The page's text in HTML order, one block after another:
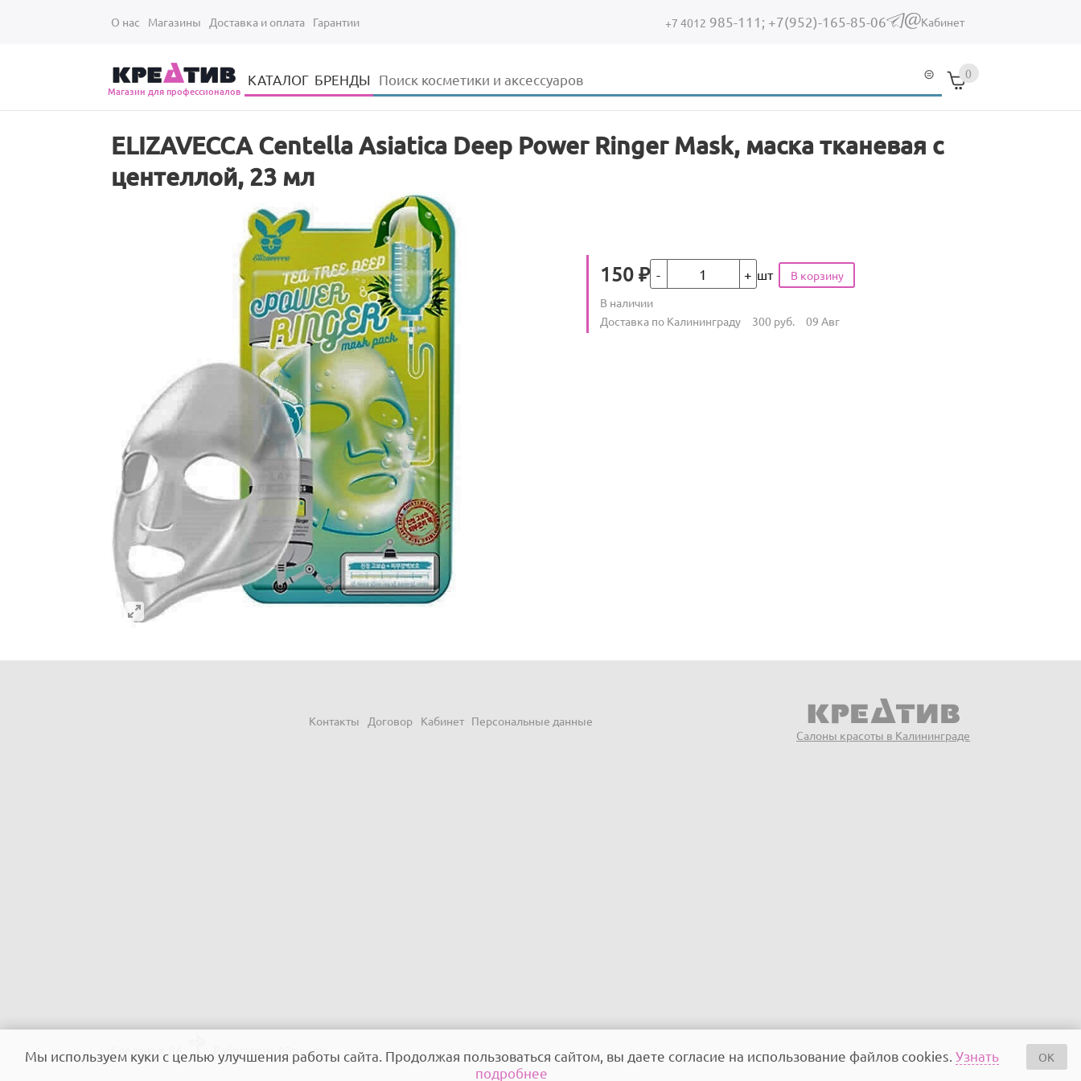
О нас Магазины Доставка и оплата Гарантии +7 4012 985-111; +7(952)-165-85-06 (link sends e-mail)
Кабинет
Магазин для профессионалов
КАТАЛОГ БРЕНДЫ Форма поиска
Поиск 0
ELIZAVECCA Centella Asiatica Deep Power Ringer Mask, маска тканевая с
центеллой, 23 мл
Цена
150 ₽Кол-во шт
Количество
В наличии
Условия доставки
Доставка по Калининграду 300 руб. 09 Авг
Контакты Договор Кабинет Персональные данные
Салоны красоты в Калининграде
Работает на Айтинити
Мы используем куки с целью улучшения работы сайта. Продолжая пользоваться сайтом, вы даете согласие на использование файлов cookies. Узнать
подробнее
OK